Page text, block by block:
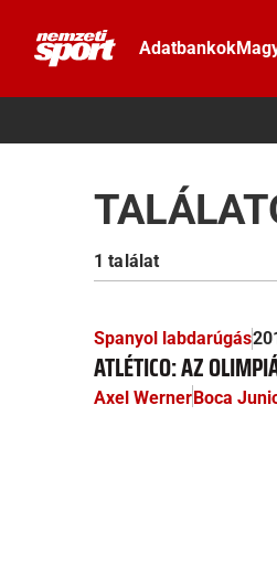
Adatbankok
1 találat
Spanyol labdarúgás
ATLÉTICO: AZ
Axel WernerBoca